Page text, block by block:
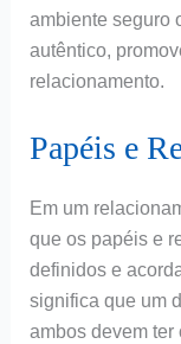
ambiente seguro
autêntico,
relacionamento.
Papéis e
Em um
que os papéis e
definidos e
significa que um
ambos devem ter